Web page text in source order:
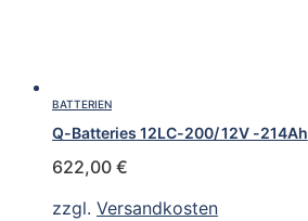
BATTERIEN
Q-Batteries 12LC-200/ 12V -214Ah
622,00 €
zzgl. Versandkosten